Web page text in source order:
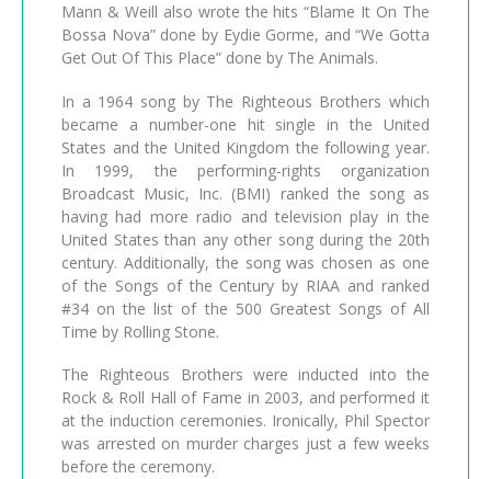
Mann & Weill also wrote the hits “Blame It On The
Bossa Nova” done by Eydie Gorme, and “We Gotta
Get Out Of This Place” done by The Animals.
In a 1964 song by The Righteous Brothers which
became a number-one hit single in the United
States and the United Kingdom the following year.
In 1999, the performing-rights organization
Broadcast Music, Inc. (BMI) ranked the song as
having had more radio and television play in the
United States than any other song during the 20th
century. Additionally, the song was chosen as one
of the Songs of the Century by RIAA and ranked
#34 on the list of the 500 Greatest Songs of All
Time by Rolling Stone.
The Righteous Brothers were inducted into the
Rock & Roll Hall of Fame in 2003, and performed it
at the induction ceremonies. Ironically, Phil Spector
was arrested on murder charges just a few weeks
before the ceremony.